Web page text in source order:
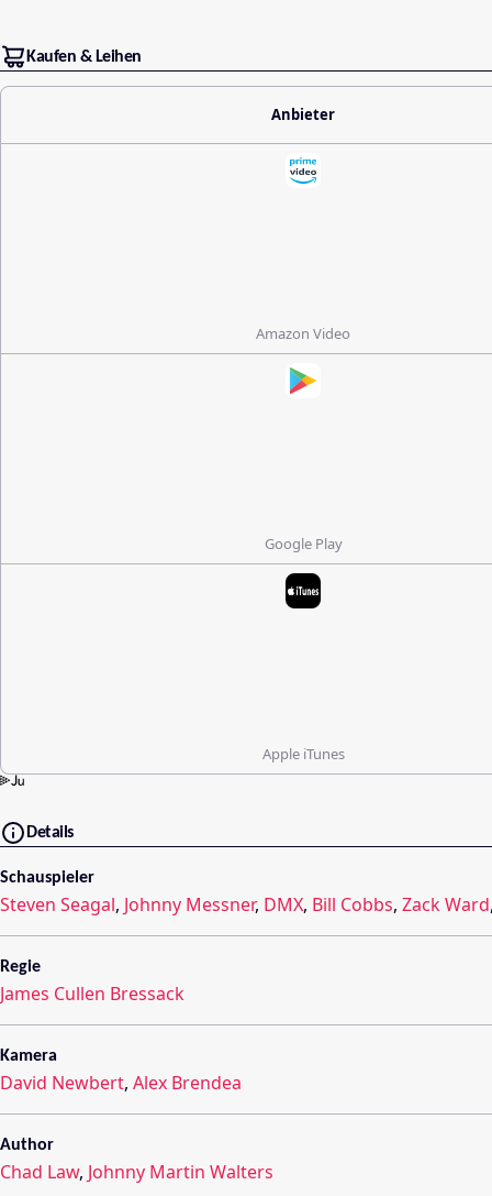
Kaufen & Leihen
Anbieter
Amazon Video
Google Play
Apple iTunes
Details
Schauspieler
Steven Seagal, Johnny Messner, DMX, Bill Cobbs, Zack Ward
Regie
James Cullen Bressack
Kamera
David Newbert, Alex Brendea
Author
Chad Law, Johnny Martin Walters